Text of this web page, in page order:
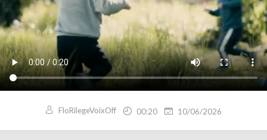
FloRilegeVoixOff 00:20 10/06/2026